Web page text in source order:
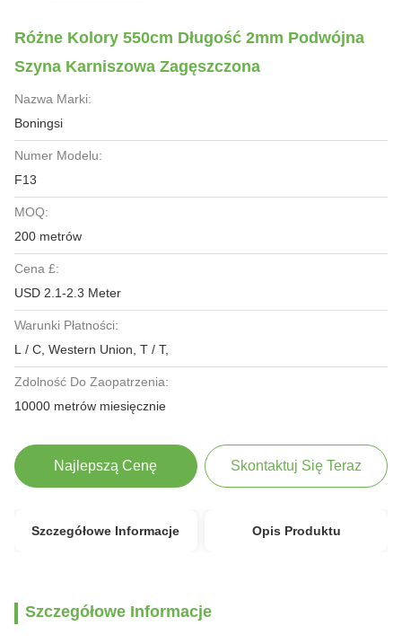
Różne Kolory 550cm Długość 2mm Podwójna
Szyna Karniszowa Zagęszczona
Nazwa Marki:
Boningsi
Numer Modelu:
F13
MOQ:
200 metrów
Cena £:
USD 2.1-2.3 Meter
Warunki Płatności:
L / C, Western Union, T / T,
Zdolność Do Zaopatrzenia:
10000 metrów miesięcznie
Najlepszą Cenę Skontaktuj Się Teraz
Szczegółowe Informacje Opis Produktu
Szczegółowe Informacje